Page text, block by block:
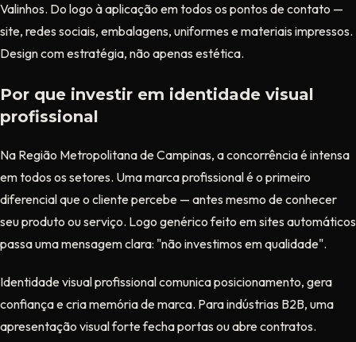
Valinhos. Do logo à aplicação em todos os pontos de contato —
site, redes sociais, embalagens, uniformes e materiais impressos.
Design com estratégia, não apenas estética.
Por que investir em identidade visual
profissional
Na Região Metropolitana de Campinas, a concorrência é intensa
em todos os setores. Uma marca profissional é o primeiro
diferencial que o cliente percebe — antes mesmo de conhecer
seu produto ou serviço. Logo genérico feito em sites automáticos
passa uma mensagem clara: "não investimos em qualidade".
Identidade visual profissional comunica posicionamento, gera
confiança e cria memória de marca. Para indústrias B2B, uma
apresentação visual forte fecha portas ou abre contratos.